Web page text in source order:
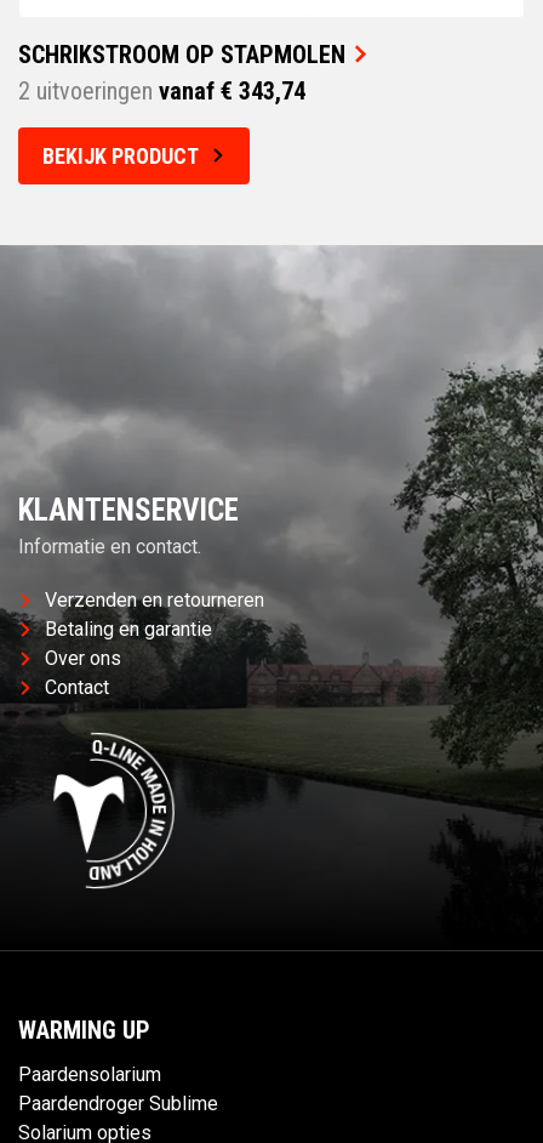
SCHRIKSTROOM OP STAPMOLEN
2 uitvoeringen vanaf € 343,74
BEKIJK PRODUCT
KLANTENSERVICE
Informatie en contact.
Verzenden en retourneren
Betaling en garantie
Over ons
Contact
WARMING UP
Paardensolarium
Paardendroger Sublime
Solarium opties